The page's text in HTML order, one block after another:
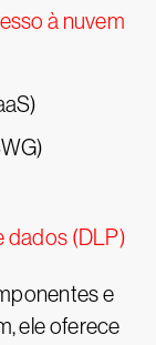
à nuvem
dados (DLP)
e
ele oferece